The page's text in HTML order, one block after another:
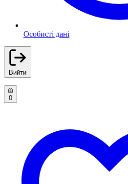
Особисті дані
Вийти
0